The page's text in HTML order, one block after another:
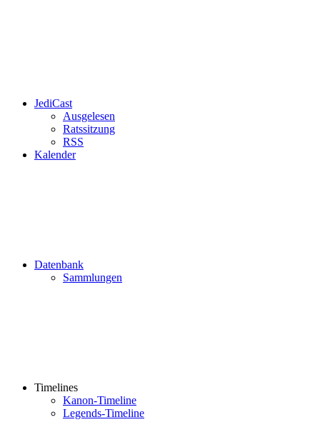
JediCast
Ausgelesen
Ratssitzung
RSS
Kalender
Datenbank
Sammlungen
Timelines
Kanon-Timeline
Legends-Timeline